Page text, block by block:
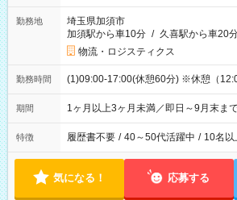
勤務地
埼玉県加須市
加須駅から車10分 / 久喜駅から車20
物流・ロジスティクス
勤務時間 (1)09:00-17:00(休憩60分) ※休憩（
期間 1ヶ月以上3ヶ月未満／即日～9月末ま
特徴 履歴書不要 / 40～50代活躍中 / 10名以
気になる！ 応募する